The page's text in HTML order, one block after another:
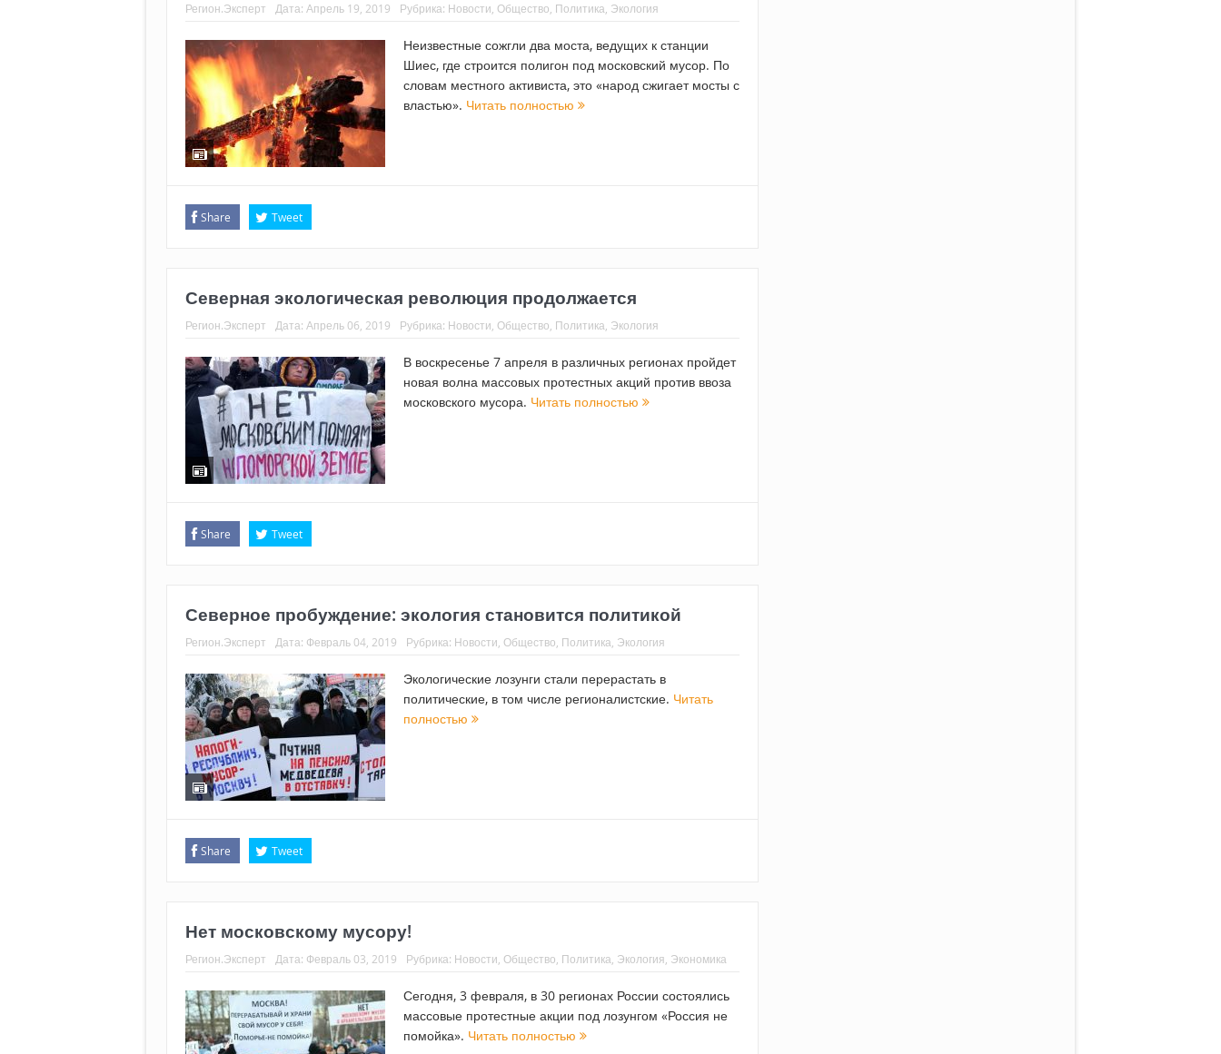
Регион.Эксперт Дата: Апрель 19, 2019 Рубрика: Новости Общество Политика Экология
Неизвестные сожгли два моста, ведущих к станции
Шиес, где строится полигон под московский мусор. По
словам местного активиста, это «народ сжигает мосты с
властью». Читать полностью
Share Tweet
Северная экологическая революция продолжается
Регион.Эксперт Дата: Апрель 06, 2019 Рубрика: Новости Общество Политика Экология
В воскресенье 7 апреля в различных регионах пройдет
новая волна массовых протестных акций против ввоза
московского мусора. Читать полностью
Share Tweet
Северное пробуждение: экология становится политикой
Регион.Эксперт Дата: Февраль 04, 2019 Рубрика: Новости Общество Политика Экология
Экологические лозунги стали перерастать в
политические, в том числе регионалистские. Читать
полностью
Share Tweet
Нет московскому мусору!
Регион.Эксперт Дата: Февраль 03, 2019 Рубрика: Новости Общество Политика Экология Экономика
Сегодня, 3 февраля, в 30 регионах России состоялись
массовые протестные акции под лозунгом «Россия не
помойка». Читать полностью